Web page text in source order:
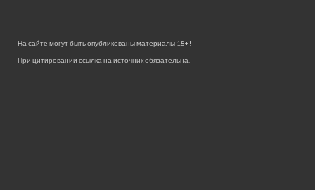
На сайте могут быть опубликованы материалы 18+!
При цитировании ссылка на источник обязательна.